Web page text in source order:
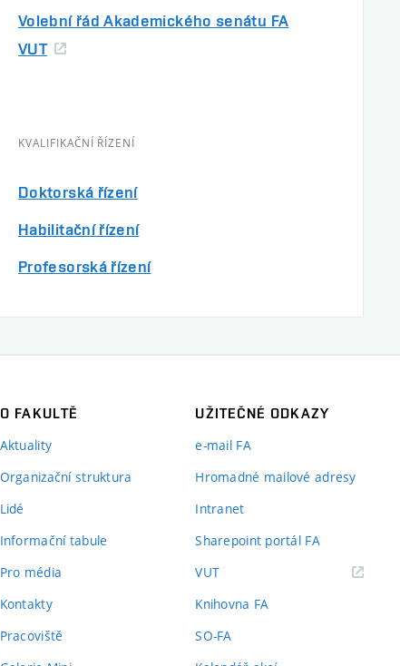
Volební řád Akademického senátu FA
VUT
KVALIFIKAČNÍ ŘÍZENÍ
Doktorská řízení
Habilitační řízení
Profesorská řízení
O FAKULTĚ
Aktuality
Organizační struktura
Lidé
Informační tabule
Pro média
Kontakty
Pracoviště
UŽITEČNÉ ODKAZY
e-mail FA
Hromadné mailové adresy
Intranet
Sharepoint portál FA
VUT(externí
Knihovna FA
SO-FA